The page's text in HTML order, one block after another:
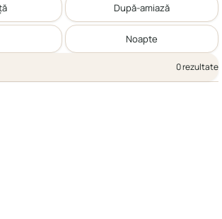
După-amiază
Noapte
0 rezultate